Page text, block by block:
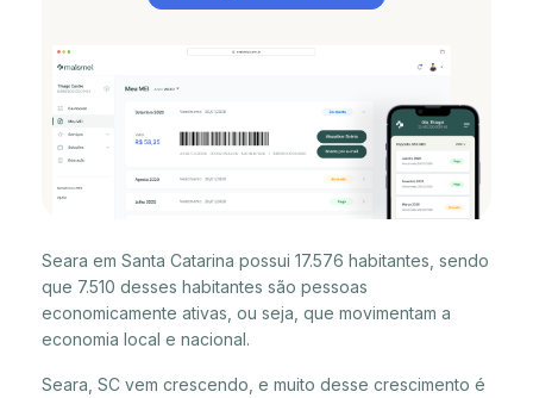
Seara em Santa Catarina possui 17.576 habitantes, sendo
que 7.510 desses habitantes são pessoas
economicamente ativas, ou seja, que movimentam a
economia local e nacional.
Seara, SC vem crescendo, e muito desse crescimento é